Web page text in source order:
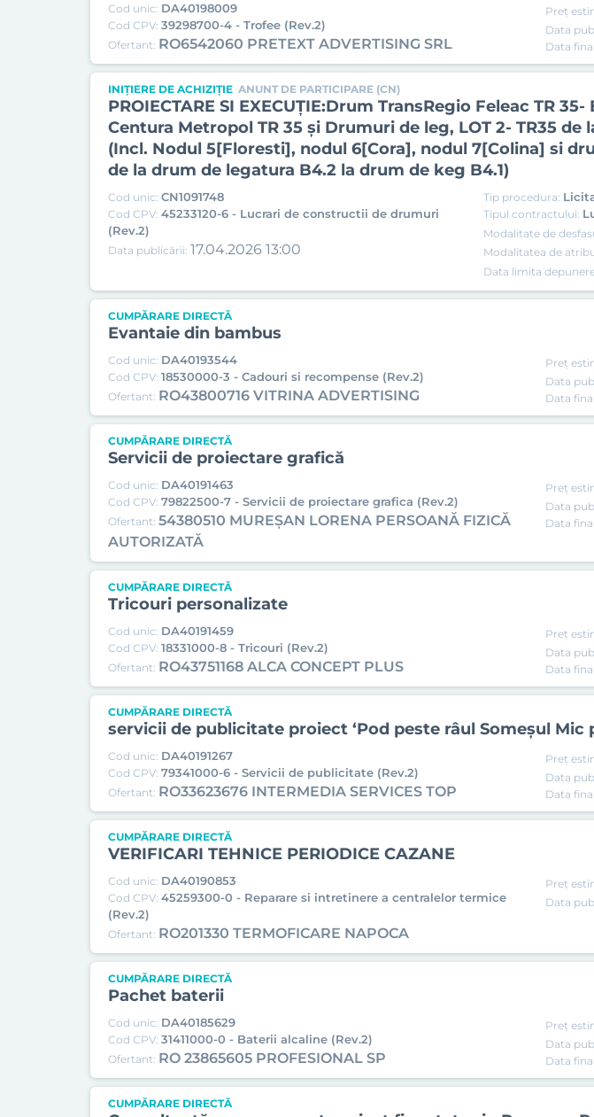
Cod unic: DA40198009
Cod CPV: 39298700-4 - Trofee (Rev.2)
Ofertant: RO6542060 PRETEXT ADVERTISING SRL
Preț
Data
Data
INIȚIERE DE ACHIZIȚIE ANUNT DE PARTICIPARE (CN)
PROIECTARE SI EXECUȚIE:Drum TransRegio Feleac TR
Centura Metropol TR 35 şi Drumuri de leg, LOT 2- TR35
(Incl. Nodul 5[Floresti], nodul 6[Cora], nodul 7[Colina] si
de la drum de legatura B4.2 la drum de keg B4.1)
Cod unic: CN1091748
Cod CPV: 45233120-6 - Lucrari de constructii de drumuri
(Rev.2)
Data publicării: 17.04.2026 13:00
Tip procedura:
Tipul contractului:
Modalitate de
Modalitatea de
Data limita
CUMPĂRARE DIRECTĂ
Evantaie din bambus
Cod unic: DA40193544
Cod CPV: 18530000-3 - Cadouri si recompense (Rev.2)
Ofertant: RO43800716 VITRINA ADVERTISING
Preț
Data
Data
CUMPĂRARE DIRECTĂ
Servicii de proiectare grafică
Cod unic: DA40191463
Cod CPV: 79822500-7 - Servicii de proiectare grafica (Rev.2)
Ofertant: 54380510 MUREȘAN LORENA PERSOANĂ FIZICĂ
AUTORIZATĂ
Preț
Data
Data
CUMPĂRARE DIRECTĂ
Tricouri personalizate
Cod unic: DA40191459
Cod CPV: 18331000-8 - Tricouri (Rev.2)
Ofertant: RO43751168 ALCA CONCEPT PLUS
Preț
Data
Data
CUMPĂRARE DIRECTĂ
servicii de publicitate proiect ‘Pod peste râul Someșul Mic
Cod unic: DA40191267
Cod CPV: 79341000-6 - Servicii de publicitate (Rev.2)
Ofertant: RO33623676 INTERMEDIA SERVICES TOP
Preț
Data
Data
CUMPĂRARE DIRECTĂ
VERIFICARI TEHNICE PERIODICE CAZANE
Cod unic: DA40190853
Cod CPV: 45259300-0 - Reparare si intretinere a centralelor termice
(Rev.2)
Ofertant: RO201330 TERMOFICARE NAPOCA
Preț
Data
CUMPĂRARE DIRECTĂ
Pachet baterii
Cod unic: DA40185629
Cod CPV: 31411000-0 - Baterii alcaline (Rev.2)
Ofertant: RO 23865605 PROFESIONAL SP
Preț
Data
Data
CUMPĂRARE DIRECTĂ